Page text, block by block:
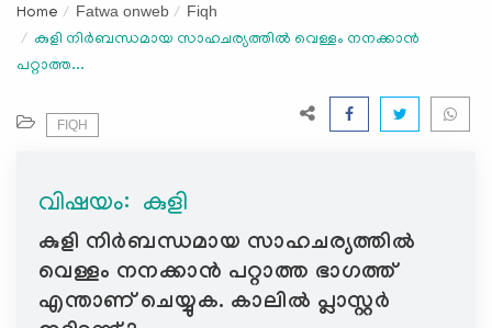
g
l
e
g
a
t
i
o
Home Fatwa onweb Fiqh
കുളി നിർബന്ധമായ സാഹചര്യത്തിൽ വെള്ളം നനക്കാൻ
പറ്റാത്ത...
FIQH
വിഷയം: ‍ കുളി
കുളി നിർബന്ധമായ സാഹചര്യത്തിൽ
വെള്ളം നനക്കാൻ പറ്റാത്ത ഭാഗത്ത്‌
എന്താണ് ചെയ്യുക. കാലിൽ പ്ലാസ്റ്റർ